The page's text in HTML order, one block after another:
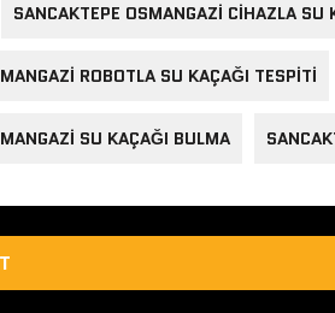
SANCAKTEPE OSMANGAZI CIHAZLA SU
ROBOTLA SU KAÇAĞI TESPITI
SU KAÇAĞI BULMA